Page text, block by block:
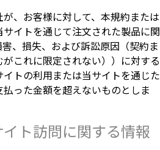
、お客様に対して、本規約または
イトを通じて注文された製品に関
、損失、および訴訟原因（契約ま
これに限定されない））に対する
トの利用または当サイトを通じた
った金額を超えないものとしま
ト訪問に関する情報